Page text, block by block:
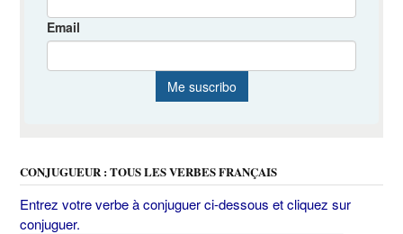
CONJUGUEUR : TOUS LES VERBES FRANÇAIS
Entrez votre verbe à conjuguer ci-dessous et cliquez sur
conjuguer.